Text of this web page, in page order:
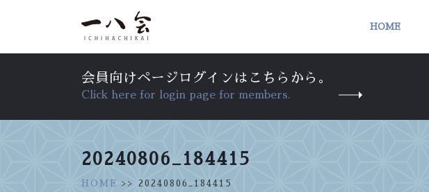
HOME
会員向けページログインはこちらから。
Click here for login page for members.
20240806_184415
HOME >> 20240806_184415